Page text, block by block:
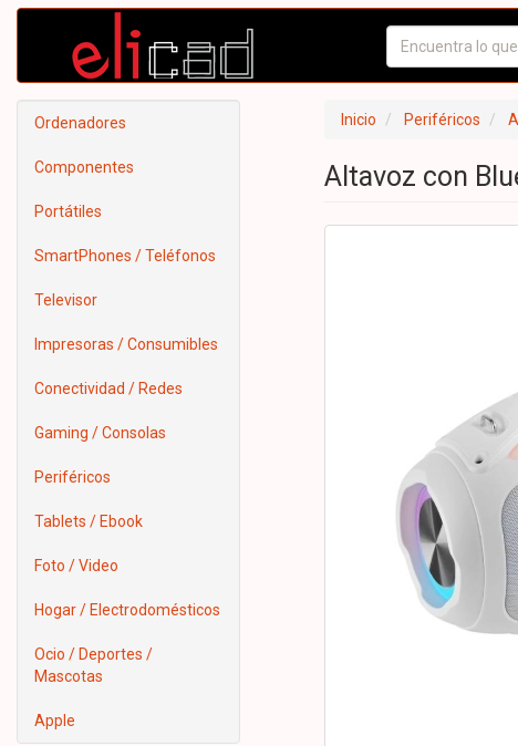
Ordenadores
Componentes
Portátiles
SmartPhones / Teléfonos
Televisor
Impresoras / Consumibles
Conectividad / Redes
Gaming / Consolas
Periféricos
Tablets / Ebook
Foto / Video
Hogar / Electrodomésticos
Ocio / Deportes /
Mascotas
Apple
Inicio Periféricos
Altavoz con